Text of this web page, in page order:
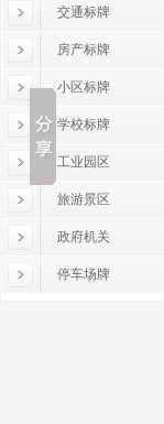
交通标牌
房产标牌
小区标牌
学校标牌
工业园区
旅游景区
政府机关
停车场牌